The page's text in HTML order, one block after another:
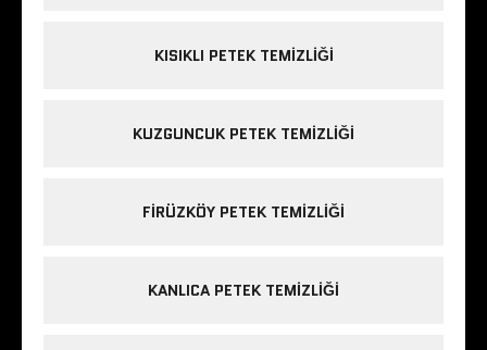
KISIKLI PETEK TEMIZLIĞI
KUZGUNCUK PETEK TEMIZLIĞI
FIRÜZKÖY PETEK TEMIZLIĞI
KANLICA PETEK TEMIZLIĞI